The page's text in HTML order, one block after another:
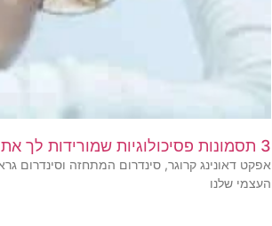
3 תסמונות פסיכולוגיות שמורידות לך את הביטחון העצמי
אפקט דאונינג קרוגר, סינדרום המתחזה וסינדרום
העצמי שלנו